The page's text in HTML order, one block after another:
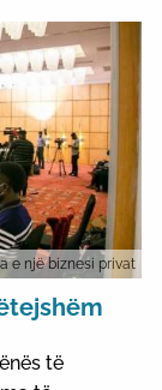
e një biznesi privat
të